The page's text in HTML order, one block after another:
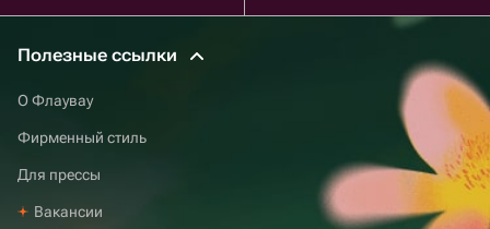
Полезные ссылки
О Флаувау
Фирменный стиль
Для прессы
Вакансии